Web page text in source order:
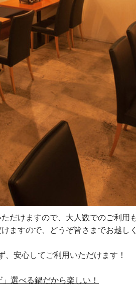
だけますので、大人数でのご利用
ますので、どうぞ皆さまでお越し
安心してご利用いただけます！
選べる鍋だから楽しい！